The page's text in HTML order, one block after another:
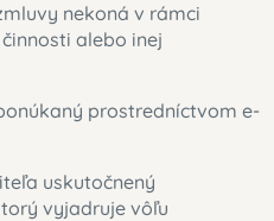
nekoná v rámci
alebo inej
prostredníctvom e-
uskutočnený
vyjadruje vôľu